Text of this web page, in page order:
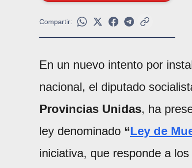
Compartir:
En un nuevo intento por
nacional, el diputado
Provincias Unidas, ha
ley denominado “Ley de
iniciativa, que responde a